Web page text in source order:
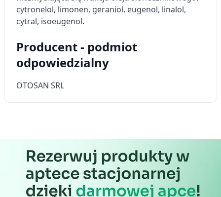
cytronelol, limonen, geraniol, eugenol, linalol,
cytral, isoeugenol.
Producent - podmiot
odpowiedzialny
OTOSAN SRL
Reklama / śledzenie